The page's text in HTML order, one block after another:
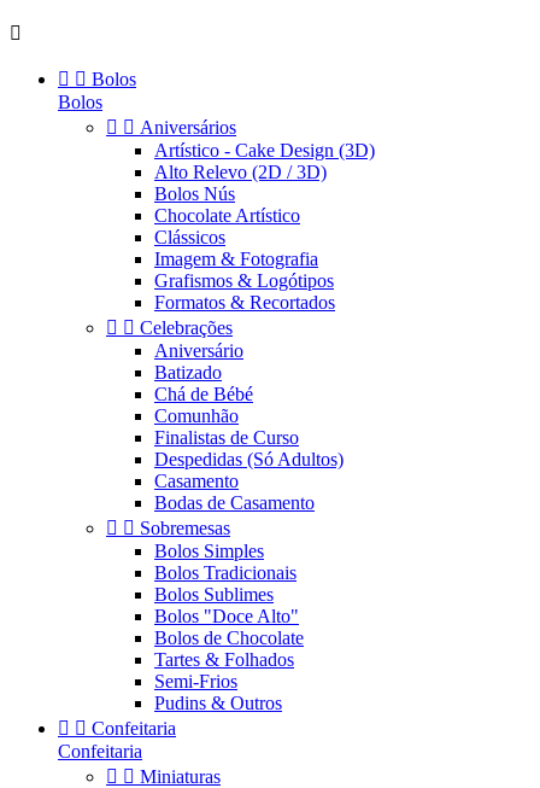

  Bolos
Bolos
  Aniversários
Artístico - Cake Design (3D)
Alto Relevo (2D / 3D)
Bolos Nús
Chocolate Artístico
Clássicos
Imagem & Fotografia
Grafismos & Logótipos
Formatos & Recortados
  Celebrações
Aniversário
Batizado
Chá de Bébé
Comunhão
Finalistas de Curso
Despedidas (Só Adultos)
Casamento
Bodas de Casamento
  Sobremesas
Bolos Simples
Bolos Tradicionais
Bolos Sublimes
Bolos "Doce Alto"
Bolos de Chocolate
Tartes & Folhados
Semi-Frios
Pudins & Outros
  Confeitaria
Confeitaria
  Miniaturas